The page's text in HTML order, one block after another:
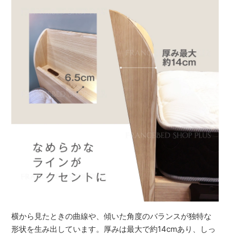
横から見たときの曲線や、傾いた角度のバランスが独特な
形状を生み出しています。厚みは最大で約14cmあり、しっ